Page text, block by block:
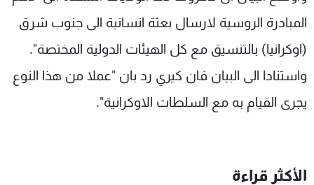
المبادرة الروسية لارسال بعثة انسانية الى جنوب شرق
(اوكرانيا) بالتنسيق مع كل الهيئات الدولية المختصة".
واستنادا الى البيان فان كيري رد بان "عملا من هذا النوع
يجرى القيام به مع السلطات الاوكرانية".
الأكثر قراءة